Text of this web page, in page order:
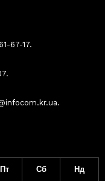
67-17.
Пт Сб Нд